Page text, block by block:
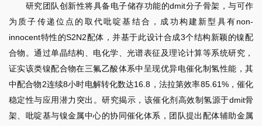
研究团队创新性将具备电子储存功能的dmit分子骨架，与可作
为质子传递位点的取代吡啶基结合，成功构建新型具有non-
innocent特性的S2N2配体，并基于此设计合成3个结构新颖的镍配
合物。通过单晶结构、电化学、光谱表征及理论计算等系统研究，
证实该类镍配合物在三氟乙酸体系中呈现优异电催化制氢性能，其
中配合物2连续8小时电解转化数达16.8，法拉第效率85.61%，催化
稳定性与应用潜力突出。研究揭示，该催化剂高效制氢源于dmit骨
架、吡啶基与镍金属中心的协同催化体系，团队提出配体辅助金属